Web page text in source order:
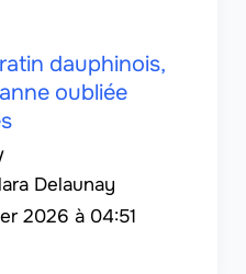
dauphinois,
oubliée
Delaunay
2026 à 04:51